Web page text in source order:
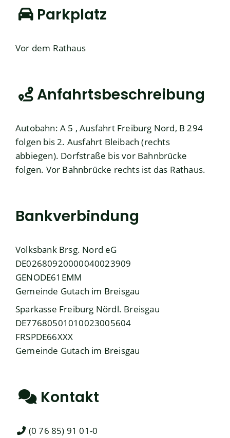
Parkplatz
Vor dem Rathaus
Anfahrtsbeschreibung
Autobahn: A 5 , Ausfahrt Freiburg Nord, B 294
folgen bis 2. Ausfahrt Bleibach (rechts
abbiegen). Dorfstraße bis vor Bahnbrücke
folgen. Vor Bahnbrücke rechts ist das Rathaus.
Bankverbindung
Volksbank Brsg. Nord eG
DE02680920000040023909
GENODE61EMM
Gemeinde Gutach im Breisgau
Sparkasse Freiburg Nördl. Breisgau
DE77680501010023005604
FRSPDE66XXX
Gemeinde Gutach im Breisgau
Kontakt
(0 76 85) 91 01-0